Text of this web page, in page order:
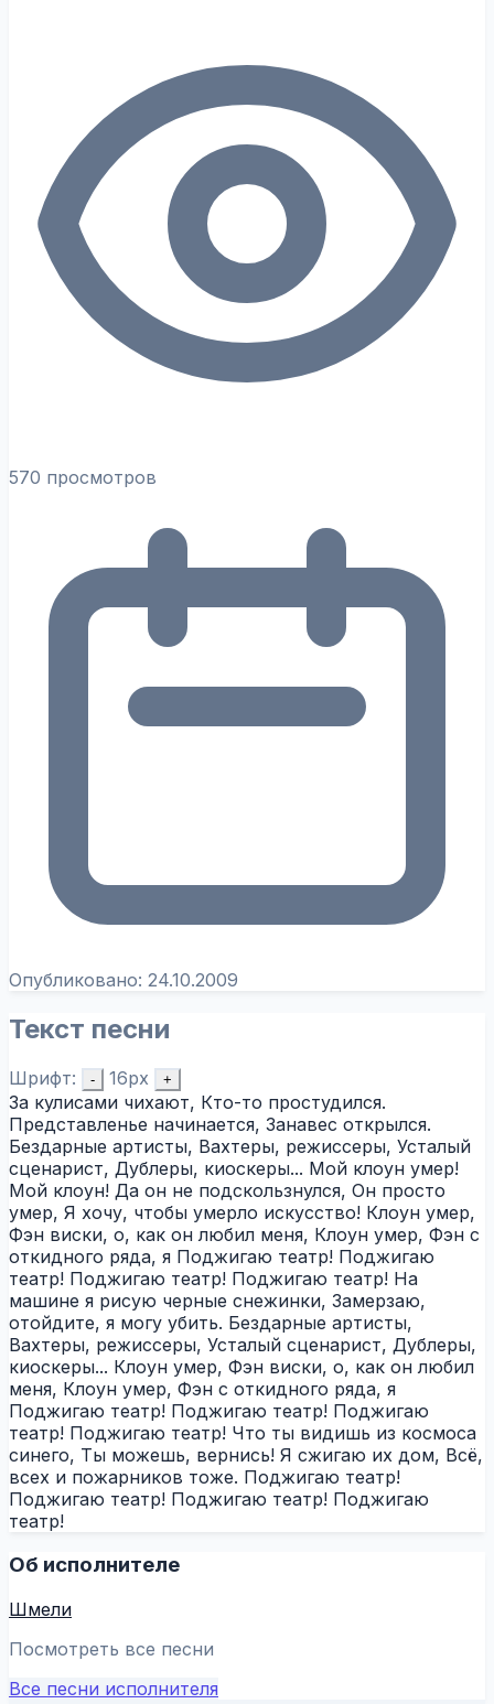
570 просмотров
Опубликовано: 24.10.2009
Текст песни
Шрифт: - 16px +
За кулисами чихают, Кто-то простудился.
Представленье начинается, Занавес открылся.
Бездарные артисты, Вахтеры, режиссеры, Усталый
сценарист, Дублеры, киоскеры... Мой клоун умер!
Мой клоун! Да он не подскользнулся, Он просто
умер, Я хочу, чтобы умерло искусство! Клоун умер,
Фэн виски, о, как он любил меня, Клоун умер, Фэн с
откидного ряда, я Поджигаю театр! Поджигаю
театр! Поджигаю театр! Поджигаю театр! На
машине я рисую черные снежинки, Замерзаю,
отойдите, я могу убить. Бездарные артисты,
Вахтеры, режиссеры, Усталый сценарист, Дублеры,
киоскеры... Клоун умер, Фэн виски, о, как он любил
меня, Клоун умер, Фэн с откидного ряда, я
Поджигаю театр! Поджигаю театр! Поджигаю
театр! Поджигаю театр! Что ты видишь из космоса
синего, Ты можешь, вернись! Я сжигаю их дом, Всё,
всех и пожарников тоже. Поджигаю театр!
Поджигаю театр! Поджигаю театр! Поджигаю
театр!
Об исполнителе
Шмели
Посмотреть все песни
Все песни исполнителя